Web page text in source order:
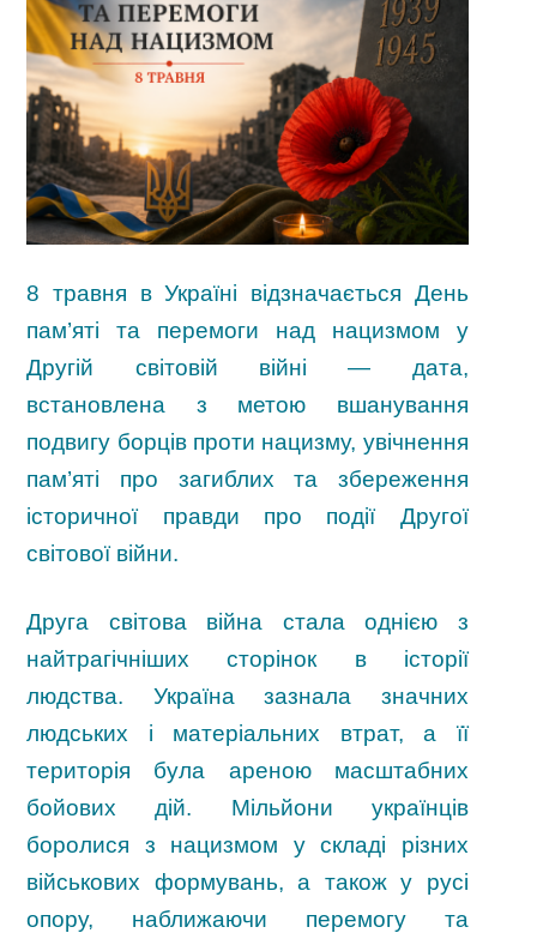
8 травня в Україні відзначається День
пам’яті та перемоги над нацизмом у
Другій світовій війні — дата,
встановлена з метою вшанування
подвигу борців проти нацизму, увічнення
пам’яті про загиблих та збереження
історичної правди про події Другої
світової війни.
Друга світова війна стала однією з
найтрагічніших сторінок в історії
людства. Україна зазнала значних
людських і матеріальних втрат, а її
територія була ареною масштабних
бойових дій. Мільйони українців
боролися з нацизмом у складі різних
військових формувань, а також у русі
опору, наближаючи перемогу та